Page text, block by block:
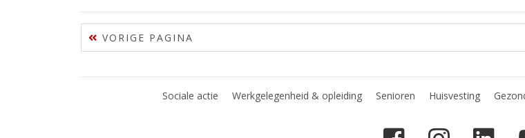
VORIGE PAGINA
Sociale actie Werkgelegenheid & opleiding Senioren Huisvesting